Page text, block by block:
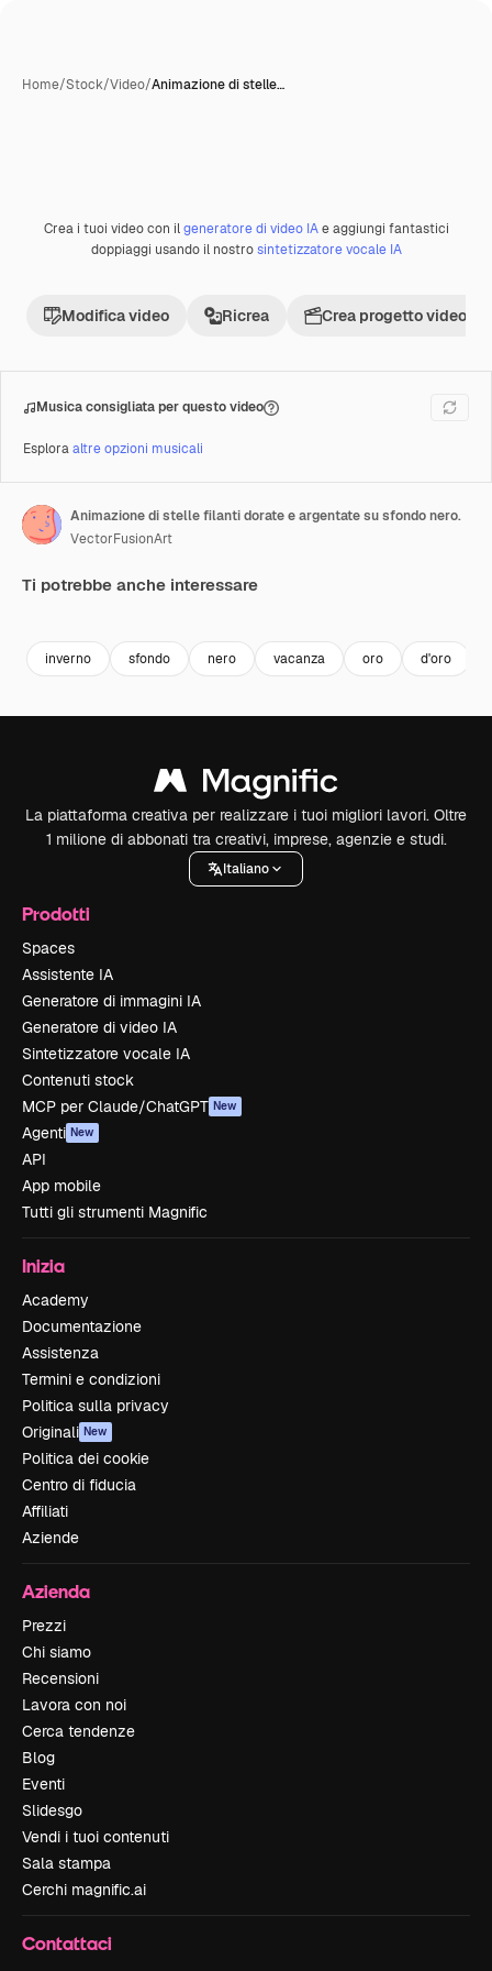
Home/Stock/Video/Animazione di stelle…
PremiumCreata con IA
Crea i tuoi video con ilgeneratore di video IAe aggiungi fantastici
doppiaggi usando il nostrosintetizzatore vocale IA
Modifica video Ricrea Crea progetto video
Musica consigliata per questo video
Esploraaltre opzioni musicali
Animazione di stelle filanti dorate e argentate su sfondo nero.
VectorFusionArt
Ti potrebbe anche interessare
inverno sfondo nero vacanza oro d'oro
La piattaforma creativa per realizzare i tuoi migliori lavori. Oltre
1 milione di abbonati tra creativi, imprese, agenzie e studi.
Italiano
Prodotti
Spaces
Assistente IA
Generatore di immagini IA
Generatore di video IA
Sintetizzatore vocale IA
Contenuti stock
MCP per Claude/ChatGPT New
Agenti New
API
App mobile
Tutti gli strumenti Magnific
Inizia
Academy
Documentazione
Assistenza
Termini e condizioni
Politica sulla privacy
Originali New
Politica dei cookie
Centro di fiducia
Affiliati
Aziende
Azienda
Prezzi
Chi siamo
Recensioni
Lavora con noi
Cerca tendenze
Blog
Eventi
Slidesgo
Vendi i tuoi contenuti
Sala stampa
Cerchi magnific.ai
Contattaci